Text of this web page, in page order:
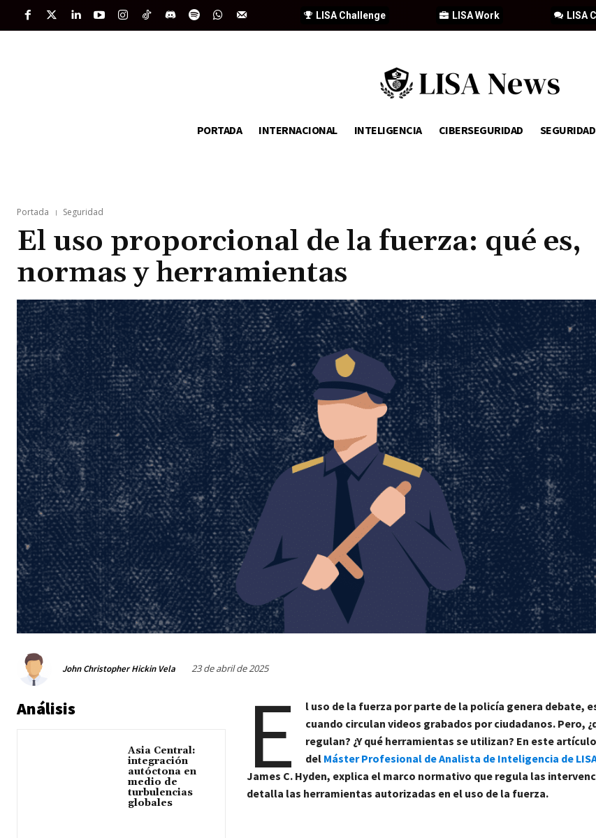
LISA
LISA Work
LISA Challenge
PORTADA INTERNACIONAL INTELIGENCIA CIBERSEGURIDAD SEGURIDAD
Portada Seguridad
El uso proporcional de la fuerza: qué es,
normas y herramientas
John Christopher Hickin Vela 23 de abril de 2025
Análisis
Asia Central:
integración
autóctona en
medio de
turbulencias
globales
E
l uso de la fuerza por parte de la policía genera debate,
cuando circulan videos grabados por ciudadanos. Pero,
regulan? ¿Y qué herramientas se utilizan? En este
del Máster Profesional de Analista de Inteligencia de
James C. Hyden, explica el marco normativo que regula las
detalla las herramientas autorizadas en el uso de la fuerza.